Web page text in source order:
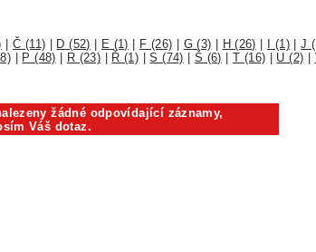
|Č (11) D (52) E (1) F (26) G (3) H (26) I (1)|J
P (48) R (23) Ř (1) |S (74) Š (6) T (16) U (2)
žádné odpovídající záznamy,
Váš dotaz.